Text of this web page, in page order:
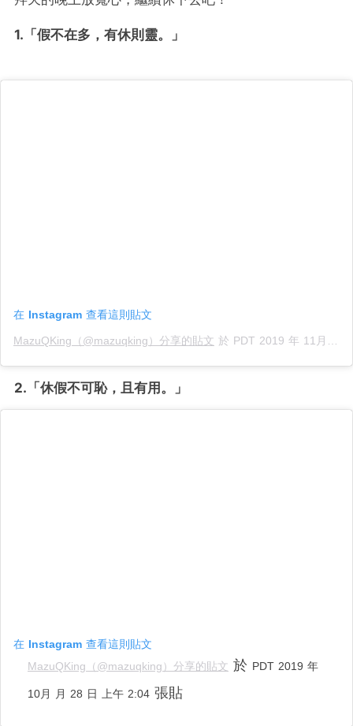
1.「假不在多，有休則靈。」
在 Instagram 查看這則貼文
MazuQKing（@mazuqking）分享的貼文 於 PDT 2019 年 11月 月 1 日 上午 2:42
2.「休假不可恥，且有用。」
在 Instagram 查看這則貼文
MazuQKing（@mazuqking）分享的貼文 於 PDT 2019 年
10月 月 28 日 上午 2:04 張貼